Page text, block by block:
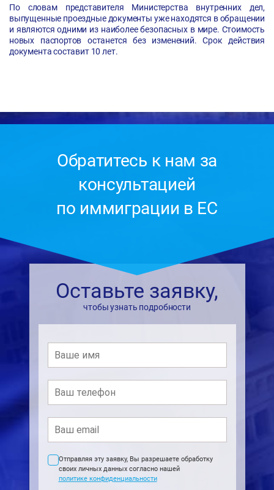
По словам представителя Министерства внутренних дел,
выпущенные проездные документы уже находятся в обращении
и являются одними из наиболее безопасных в мире. Стоимость
новых паспортов останется без изменений. Срок действия
документа составит 10 лет.
Обратитесь к нам за
консультацией
по иммиграции в ЕС
Оставьте заявку,
чтобы узнать подробности
Отправляя эту заявку, Вы разрешаете обработку
своих личных данных согласно нашей
политике конфиденциальности